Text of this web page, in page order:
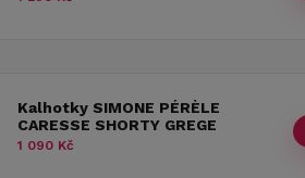
Kalhotky SIMONE PÉRÈLE
CARESSE SHORTY GREGE
1 090 Kč